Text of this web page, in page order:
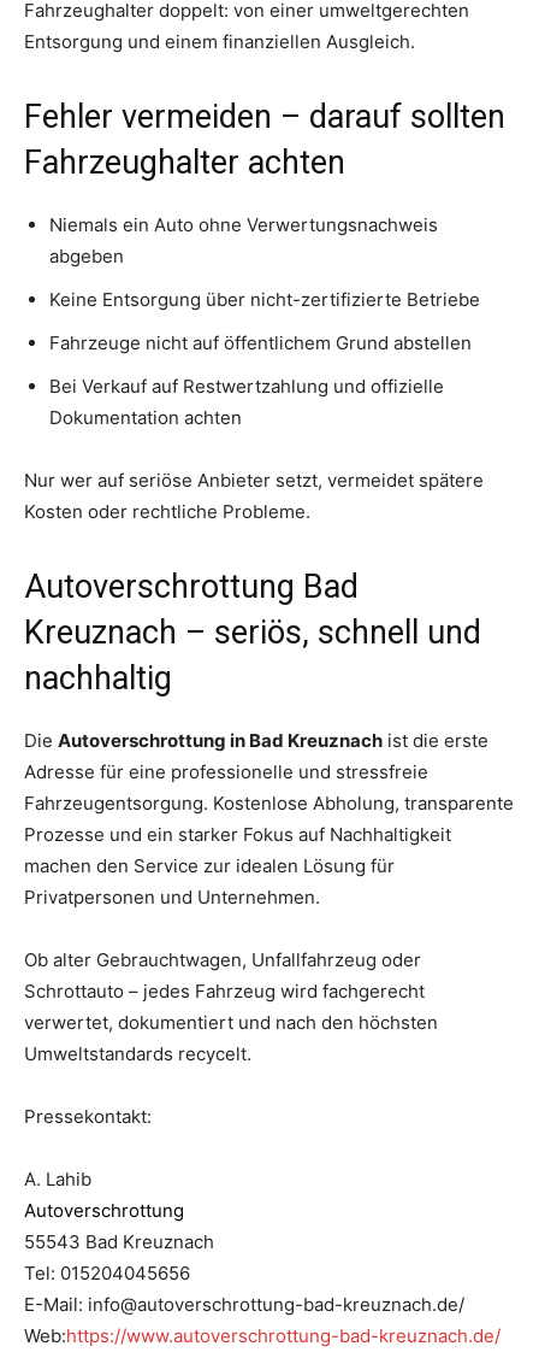
Fahrzeughalter doppelt: von einer umweltgerechten
Entsorgung und einem finanziellen Ausgleich.
Fehler vermeiden – darauf sollten
Fahrzeughalter achten
Niemals ein Auto ohne Verwertungsnachweis
abgeben
Keine Entsorgung über nicht-zertifizierte Betriebe
Fahrzeuge nicht auf öffentlichem Grund abstellen
Bei Verkauf auf Restwertzahlung und offizielle
Dokumentation achten
Nur wer auf seriöse Anbieter setzt, vermeidet spätere
Kosten oder rechtliche Probleme.
Autoverschrottung Bad
Kreuznach – seriös, schnell und
nachhaltig
Die Autoverschrottung in Bad Kreuznach ist die erste
Adresse für eine professionelle und stressfreie
Fahrzeugentsorgung. Kostenlose Abholung, transparente
Prozesse und ein starker Fokus auf Nachhaltigkeit
machen den Service zur idealen Lösung für
Privatpersonen und Unternehmen.
Ob alter Gebrauchtwagen, Unfallfahrzeug oder
Schrottauto – jedes Fahrzeug wird fachgerecht
verwertet, dokumentiert und nach den höchsten
Umweltstandards recycelt.
Pressekontakt:
A. Lahib
Autoverschrottung
55543 Bad Kreuznach
Tel: 015204045656
E-Mail: info@autoverschrottung-bad-kreuznach.de/
Web:https://www.autoverschrottung-bad-kreuznach.de/